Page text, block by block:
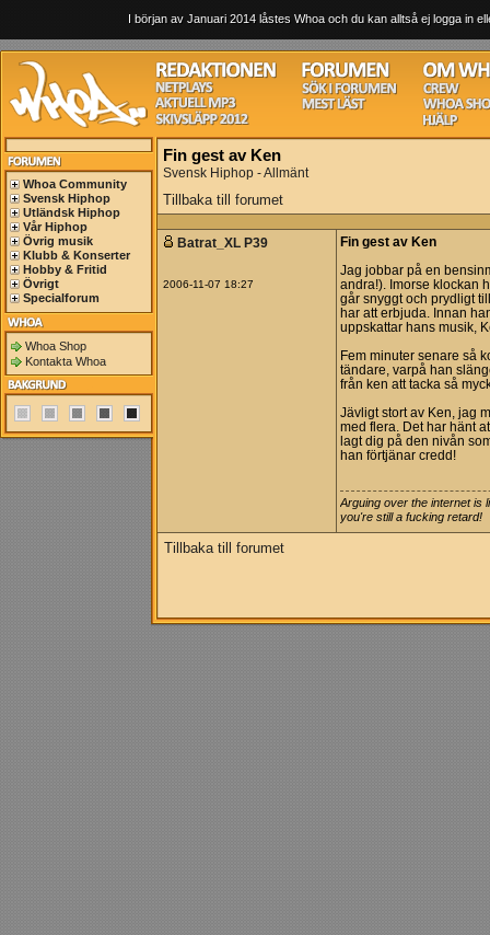
I början av Januari 2014 låstes Whoa och du kan alltså ej logga in
Whoa Community
Svensk Hiphop
Utländsk Hiphop
Vår Hiphop
Övrig musik
Klubb & Konserter
Hobby & Fritid
Övrigt
Specialforum
Whoa Shop
Kontakta Whoa
Fin gest av Ken
Svensk Hiphop - Allmänt
Tillbaka till forumet
Batrat_XL P39
2006-11-07 18:27
Fin gest av Ken
Jag jobbar på en
andra!). Imorse klockan
går snyggt och prydligt
har att erbjuda. Innan
uppskattar hans musik,
Fem minuter senare så
tändare, varpå han
från ken att tacka så
Jävligt stort av Ken, jag
med flera. Det har hänt
lagt dig på den nivån
han förtjänar credd!
Arguing over the internet is
you're still a fucking retard!
Tillbaka till forumet